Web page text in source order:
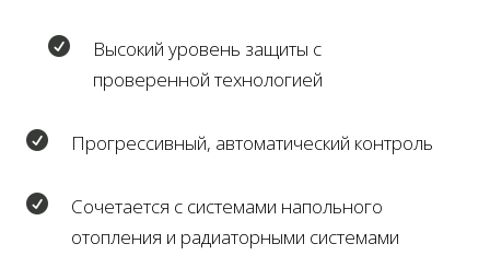

Высокий уровень защиты с
проверенной технологией
 Прогрессивный, автоматический контроль

Сочетается с системами напольного
отопления и радиаторными системами